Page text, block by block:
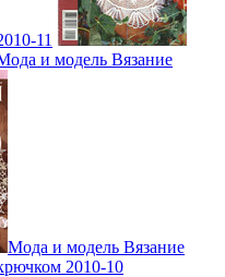
11
и модель Вязание
Мода и модель Вязание
2010-10